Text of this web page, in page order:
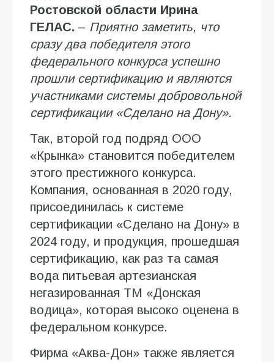
Ростовской области Ирина
ГЕЛАС. – Приятно заметить, что
сразу два победителя этого
федерального конкурса успешно
прошли сертификацию и являются
участниками системы добровольной
сертификации «Сделано на Дону».
Так, второй год подряд ООО
«Крынка» становится победителем
этого престижного конкурса.
Компания, основанная в 2020 году,
присоединилась к системе
сертификации «Сделано на Дону» в
2024 году, и продукция, прошедшая
сертификацию, как раз та самая
вода питьевая артезианская
негазированная ТМ «Донская
водица», которая высоко оценена в
федеральном конкурсе.
Фирма «Аква-Дон» также является